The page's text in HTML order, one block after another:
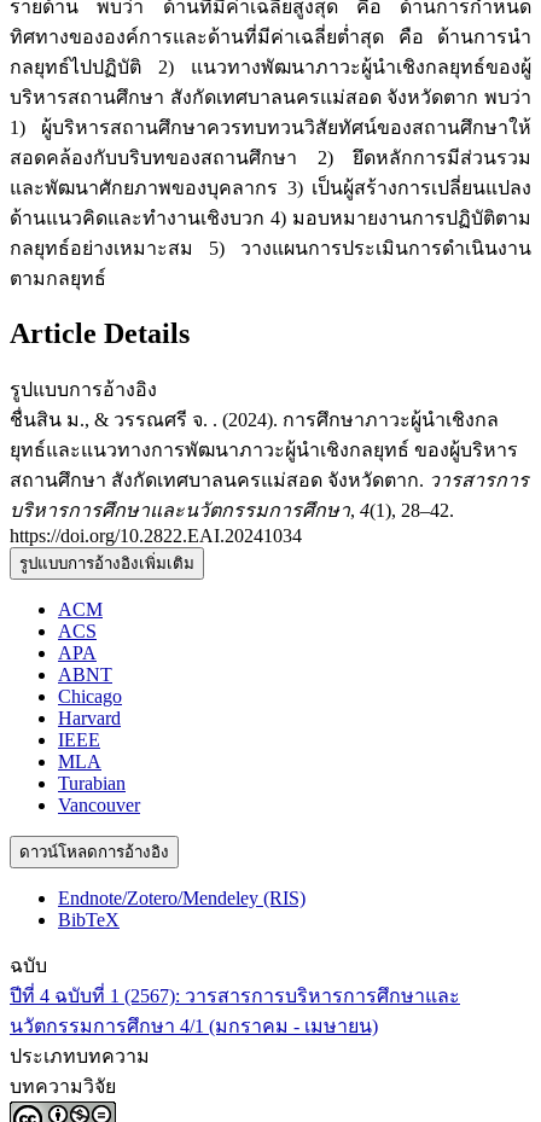
รายด้าน พบว่า ด้านที่มีค่าเฉลี่ยสูงสุด คือ ด้านการกำหนด
ทิศทางขององค์การและด้านที่มีค่าเฉลี่ยต่ำสุด คือ ด้านการนำ
กลยุทธ์ไปปฏิบัติ 2) แนวทางพัฒนาภาวะผู้นำเชิงกลยุทธ์ของผู้
บริหารสถานศึกษา สังกัดเทศบาลนครแม่สอด จังหวัดตาก พบว่า
1) ผู้บริหารสถานศึกษาควรทบทวนวิสัยทัศน์ของสถานศึกษาให้
สอดคล้องกับบริบทของสถานศึกษา 2) ยึดหลักการมีส่วนรวม
และพัฒนาศักยภาพของบุคลากร 3) เป็นผู้สร้างการเปลี่ยนแปลง
ด้านแนวคิดและทำงานเชิงบวก 4) มอบหมายงานการปฏิบัติตาม
กลยุทธ์อย่างเหมาะสม 5) วางแผนการประเมินการดำเนินงาน
ตามกลยุทธ์
Article Details
รูปแบบการอ้างอิง
ชื่นสิน ม., & วรรณศรี จ. . (2024). การศึกษาภาวะผู้นำเชิงกล
ยุทธ์และแนวทางการพัฒนาภาวะผู้นำเชิงกลยุทธ์ ของผู้บริหาร
สถานศึกษา สังกัดเทศบาลนครแม่สอด จังหวัดตาก. วารสารการ
บริหารการศึกษาและนวัตกรรมการศึกษา, 4(1), 28–42.
https://doi.org/10.2822.EAI.20241034
รูปแบบการอ้างอิงเพิ่มเติม
ACM
ACS
APA
ABNT
Chicago
Harvard
IEEE
MLA
Turabian
Vancouver
ดาวน์โหลดการอ้างอิง
Endnote/Zotero/Mendeley (RIS)
BibTeX
ฉบับ
ปีที่ 4 ฉบับที่ 1 (2567): วารสารการบริหารการศึกษาและ
นวัตกรรมการศึกษา 4/1 (มกราคม - เมษายน)
ประเภทบทความ
บทความวิจัย